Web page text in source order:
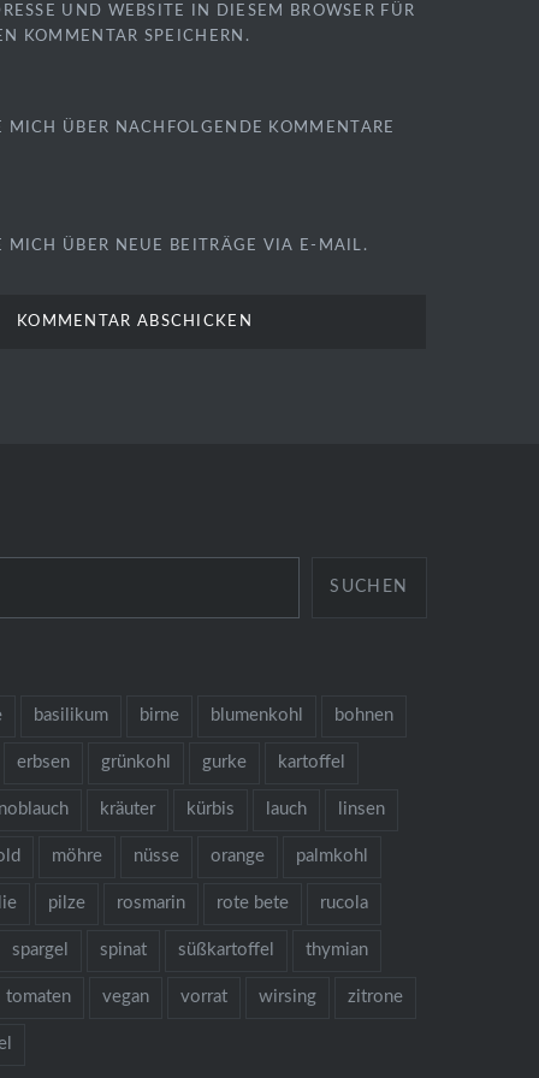
UND WEBSITE IN DIESEM BROWSER FÜR
KOMMENTAR SPEICHERN.
MICH ÜBER NACHFOLGENDE KOMMENTARE
MICH ÜBER NEUE BEITRÄGE VIA E-MAIL.
SUCHEN
basilikum birne blumenkohl bohnen
erbsen grünkohl gurke kartoffel
kräuter kürbis lauch linsen
möhre nüsse orange palmkohl
pilze rosmarin rote bete rucola
spargel spinat süßkartoffel thymian
tomaten vegan vorrat wirsing zitrone